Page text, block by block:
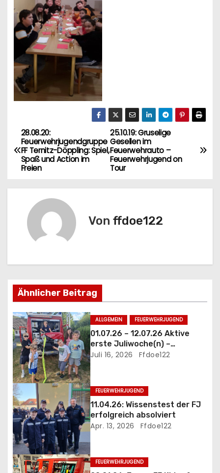
B
e
g
s
n
a
v
i
g
a
t
i
o
25.10.19: Gruselige
Gesellen im
Feuerwehrauto –
Feuerwehrjugend on
Tour
28.08.20:
Feuerwehrjugendgruppe
FF Ternitz-Döppling: Spiel,
Spaß und Action im
Freien
Von ffdoe122
Ähnlicher Beitrag
ALLGEMEIN FEUERWEHRJUGEND
01.07.26 – 12.07.26 Aktive
erste Juliwoche(n) –
mittendrinn statt nur dabei
Juli 16, 2026 Ffdoe122
FEUERWEHRJUGEND
11.04.26: Wissenstest der FJ
erfolgreich absolviert
Apr. 13, 2026 Ffdoe122
FEUERWEHRJUGEND